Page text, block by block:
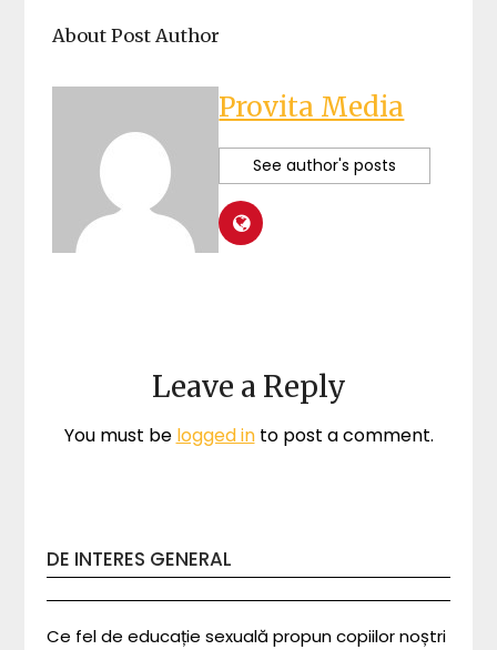
About Post Author
Provita Media
See author's posts
Leave a Reply
You must be logged into post a comment.
DE INTERES GENERAL
Ce fel de educație sexuală propun copiilor noștri